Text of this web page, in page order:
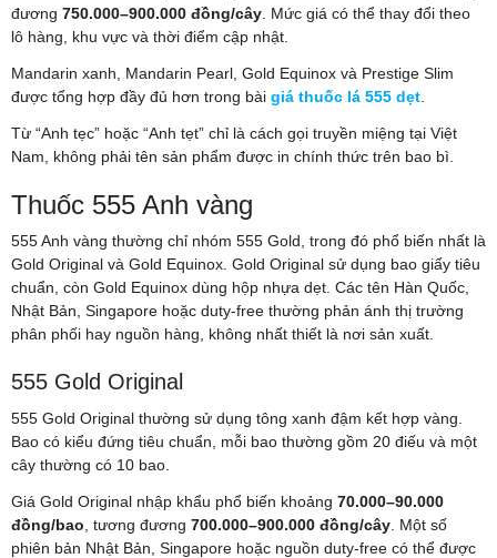
đương 750.000–900.000 đồng/cây . Mức giá có thể thay đổi theo
lô hàng, khu vực và thời điểm cập nhật.
Mandarin xanh, Mandarin Pearl, Gold Equinox và Prestige Slim
được tổng hợp đầy đủ hơn trong bài giá thuốc lá 555 dẹt
Từ “Anh tẹc” hoặc “Anh tẹt” chỉ là cách gọi truyền miệng tại Việt
Nam, không phải tên sản phẩm được in chính thức trên bao bì.
Thuốc 555 Anh vàng
555 Anh vàng thường chỉ nhóm 555 Gold, trong đó phổ biến nhất là
Gold Original và Gold Equinox. Gold Original sử dụng bao giấy tiêu
chuẩn, còn Gold Equinox dùng hộp nhựa dẹt. Các tên Hàn Quốc,
Nhật Bản, Singapore hoặc duty-free thường phản ánh thị trường
phân phối hay nguồn hàng, không nhất thiết là nơi sản xuất.
555 Gold Original
555 Gold Original thường sử dụng tông xanh đậm kết hợp vàng.
Bao có kiểu đứng tiêu chuẩn, mỗi bao thường gồm 20 điếu và một
cây thường có 10 bao.
Giá Gold Original nhập khẩu phổ biến khoảng 70.000–90.000
đồng/bao , tương đương 700.000–900.000 đồng/cây . Một số
phiên bản Nhật Bản, Singapore hoặc nguồn duty-free có thể được